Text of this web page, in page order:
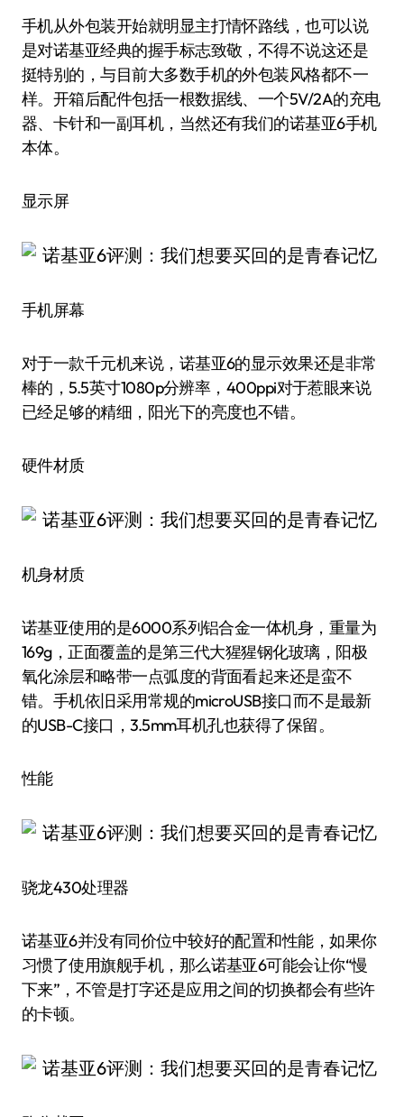
手机从外包装开始就明显主打情怀路线，也可以说
是对诺基亚经典的握手标志致敬，不得不说这还是
挺特别的，与目前大多数手机的外包装风格都不一
样。开箱后配件包括一根数据线、一个5V/2A的充电
器、卡针和一副耳机，当然还有我们的诺基亚6手机
本体。
显示屏
手机屏幕
对于一款千元机来说，诺基亚6的显示效果还是非常
棒的，5.5英寸1080p分辨率，400ppi对于惹眼来说
已经足够的精细，阳光下的亮度也不错。
硬件材质
机身材质
诺基亚使用的是6000系列铝合金一体机身，重量为
169g，正面覆盖的是第三代大猩猩钢化玻璃，阳极
氧化涂层和略带一点弧度的背面看起来还是蛮不
错。手机依旧采用常规的microUSB接口而不是最新
的USB-C接口，3.5mm耳机孔也获得了保留。
性能
骁龙430处理器
诺基亚6并没有同价位中较好的配置和性能，如果你
习惯了使用旗舰手机，那么诺基亚6可能会让你“慢
下来”，不管是打字还是应用之间的切换都会有些许
的卡顿。